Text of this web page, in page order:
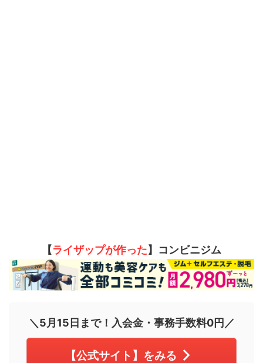
【ライザップが作った】コンビニジム
＼5月15日まで！入会金・事務手数料0円／
【公式サイト】をみる